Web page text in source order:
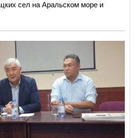
сел на Аральском море и